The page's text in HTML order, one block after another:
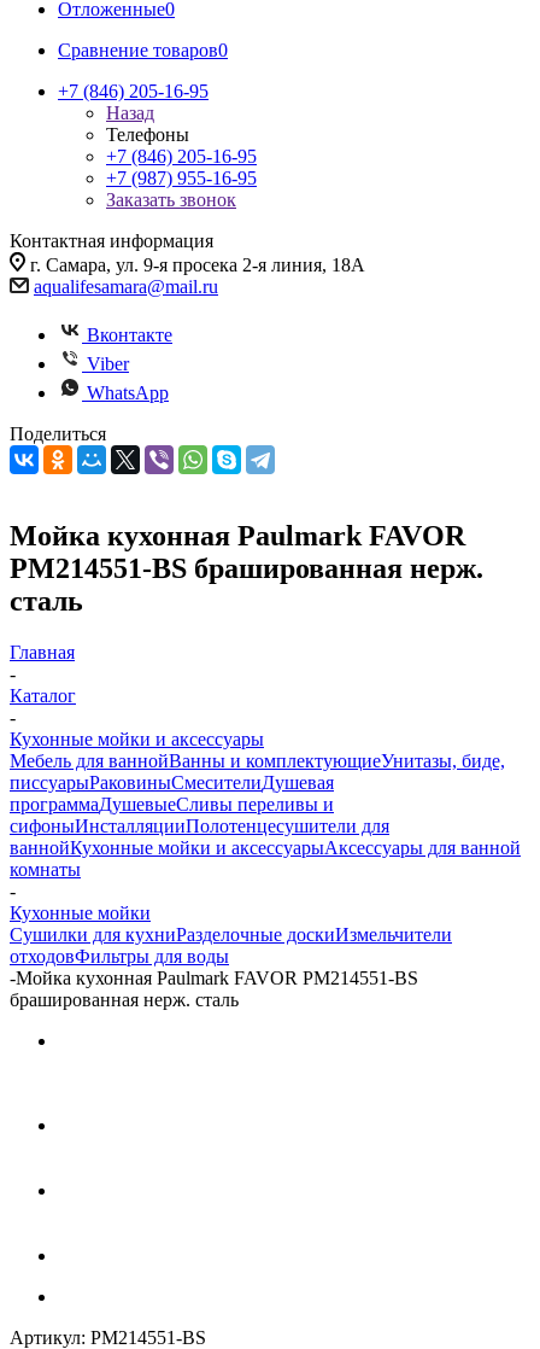
Отложенные0
Сравнение товаров0
+7 (846) 205-16-95
Назад
Телефоны
+7 (846) 205-16-95
+7 (987) 955-16-95
Заказать звонок
Контактная информация
г. Самара, ул. 9-я просека 2-я линия, 18А
aqualifesamara@mail.ru
Вконтакте
Viber
WhatsApp
Поделиться
Мойка кухонная Paulmark FAVOR
PM214551-BS брашированная нерж.
сталь
Главная
-
Каталог
-
Кухонные мойки и аксессуары
Мебель для ваннойВанны и комплектующиеУнитазы, биде,
писсуарыРаковиныСмесителиДушевая
программаДушевыеСливы переливы и
сифоныИнсталляцииПолотенцесушители для
ваннойКухонные мойки и аксессуарыАксессуары для ванной
комнаты
-
Кухонные мойки
Сушилки для кухниРазделочные доскиИзмельчители
отходовФильтры для воды
-Мойка кухонная Paulmark FAVOR PM214551-BS
брашированная нерж. сталь
Артикул: PM214551-BS